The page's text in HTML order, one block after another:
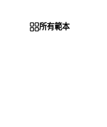
所有範本